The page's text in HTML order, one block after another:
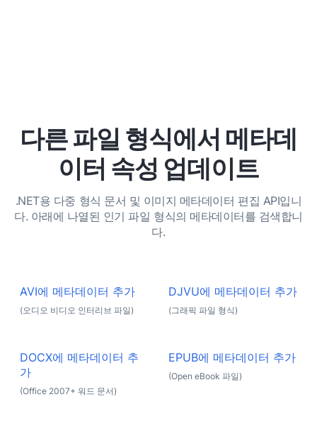
다른 파일 형식에서 메타데
이터 속성 업데이트
.NET용 다중 형식 문서 및 이미지 메타데이터 편집 API입니
다. 아래에 나열된 인기 파일 형식의 메타데이터를 검색합니
다.
AVI에 메타데이터 추가
(오디오 비디오 인터리브 파일)
DJVU에 메타데이터 추가
(그래픽 파일 형식)
DOCX에 메타데이터 추
가
(Office 2007+ 워드 문서)
EPUB에 메타데이터 추가
(Open eBook 파일)